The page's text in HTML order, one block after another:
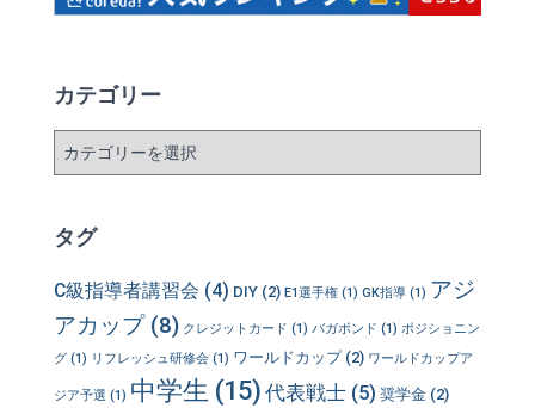
カテゴリー
ー
タグ
C級指導者講習会 (4) DIY (2) E1選手権 (1) GK指導 (1) アジ
アカップ(8) クレジットカード (1) バガボンド (1) ポジショニン
グ (1) リフレッシュ研修会 (1) ワールドカップ(2) ワールドカップア
ジア予選 (1) 中学生 (15) 代表戦士 (5) 奨学金 (2)